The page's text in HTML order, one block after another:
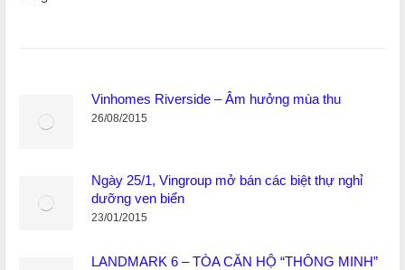
Vinhomes Riverside – Âm hưởng mùa thu
26/08/2015
Ngày 25/1, Vingroup mở bán các biệt thự nghỉ
dưỡng ven biển
23/01/2015
LANDMARK 6 – TÒA CĂN HỘ “THÔNG MINH”